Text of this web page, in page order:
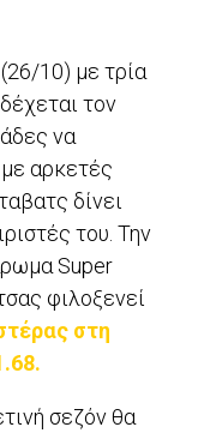
10) με τρία
τον
να
αρκετές
δίνει
του. Την
Super
φιλοξενεί
στη
σεζόν θα